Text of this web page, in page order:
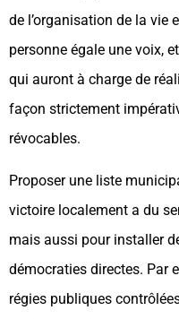
de l’organisation de la vie
personne égale une voix,
qui auront à charge de
façon strictement
révocables.
Proposer une liste
victoire localement a du
mais aussi pour installer
démocraties directes. Par
régies publiques